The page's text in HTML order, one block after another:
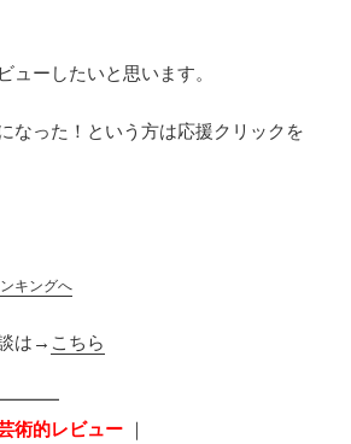
ューしたいと思います。
なった！という方は応援クリックを
キングへ
は→ こちら
術的レビュー ｜